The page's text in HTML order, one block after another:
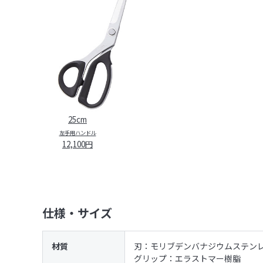
25cm
左手用ハンドル
12,100円
仕様・サイズ
材質
刃：モリブデンバナジウムステン
グリップ：エラストマー樹脂